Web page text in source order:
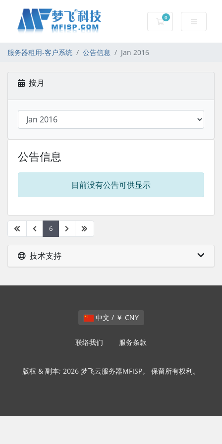
0
服务器租用-购物车
服务器租用-客户系统 公告信息 Jan 2016
按月
公告信息
目前没有公告可供显示
6
技术支持
中文 / ￥ CNY
联络我们 服务条款
版权 & 副本; 2026 梦飞云服务器MFISP。 保留所有权利。